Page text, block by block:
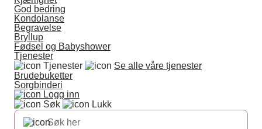
God bedring
Kondolanse
Begravelse
Bryllup
Fødsel og Babyshower
Tjenester
Tjenester
Se alle våre tjenester
Brudebuketter
Sorgbinderi
Logg inn
Søk
Lukk